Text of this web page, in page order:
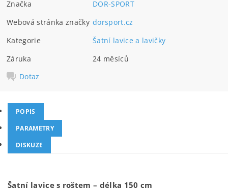
Značka
DOR-SPORT
Webová stránka značky dorsport.cz
Kategorie
Šatní lavice a lavičky
Záruka
24 měsíců
Dotaz
POPIS
PARAMETRY
DISKUZE
Šatní lavice s roštem – délka 150 cm